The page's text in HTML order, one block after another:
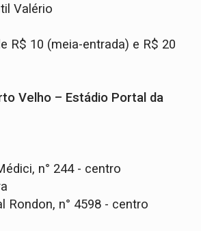
Valério
R$ 10 (meia-entrada) e R$ 20
Velho – Estádio Portal da
n° 244 - centro
Rondon, n° 4598 - centro